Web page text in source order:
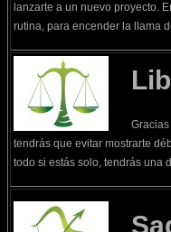
lanzarte a un nuevo proyecto.
rutina, para encender la llama
tendrás que evitar mostrarte
todo si estás solo, tendrás una